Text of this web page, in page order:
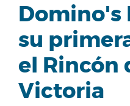
Domino's
su
el Rincón
Victoria